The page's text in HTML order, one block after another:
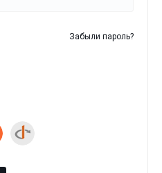
Забыли пароль?